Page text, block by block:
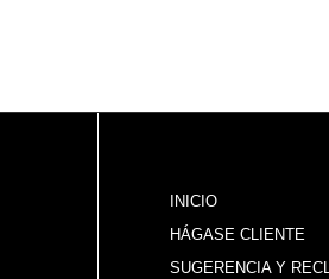
INICIO
HÁGASE CLIENTE
SUGERENCIA Y